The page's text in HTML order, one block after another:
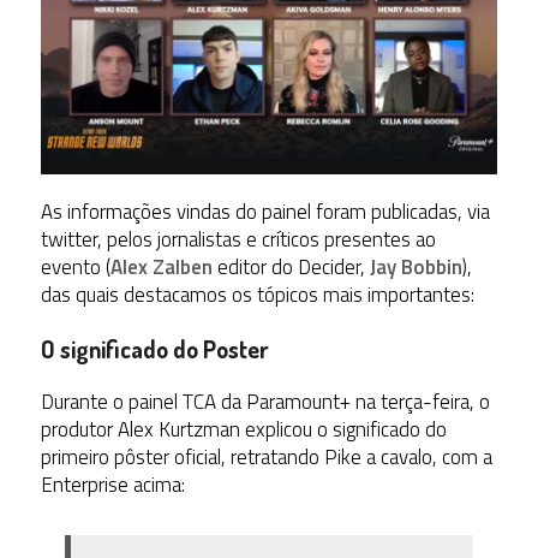
As informações vindas do painel foram publicadas, via
twitter, pelos jornalistas e críticos presentes ao
evento (Alex Zalbeneditor do Decider,Jay Bobbin),
das quais destacamos os tópicos mais importantes:
O significado do Poster
Durante o painel TCA da Paramount+ na terça-feira, o
produtor Alex Kurtzman explicou o significado do
primeiro pôster oficial, retratando Pike a cavalo, com a
Enterprise acima: